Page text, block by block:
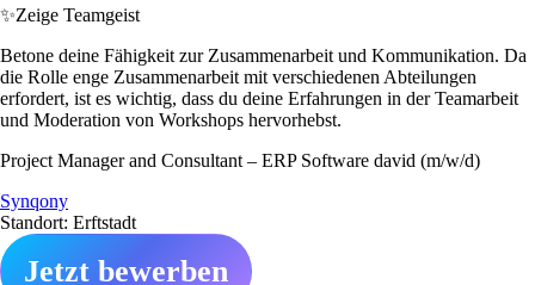
✨Zeige Teamgeist
Betone deine Fähigkeit zur Zusammenarbeit und Kommunikation. Da
die Rolle enge Zusammenarbeit mit verschiedenen Abteilungen
erfordert, ist es wichtig, dass du deine Erfahrungen in der Teamarbeit
und Moderation von Workshops hervorhebst.
Project Manager and Consultant – ERP Software david (m/w/d)
Synqony
Standort: Erftstadt
Jetzt bewerben